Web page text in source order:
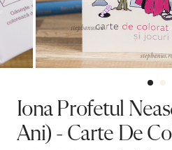
Iona Profetul
Ani) - Carte De